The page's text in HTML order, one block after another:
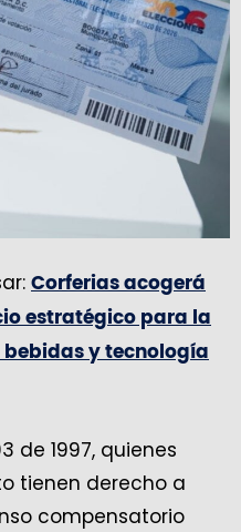
Corferias acogerá
estratégico para la
y tecnología
de 1997, quienes
tienen derecho a
compensatorio